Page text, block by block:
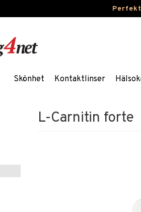
Skönhet Kontaktlinser
L-Carnitin forte